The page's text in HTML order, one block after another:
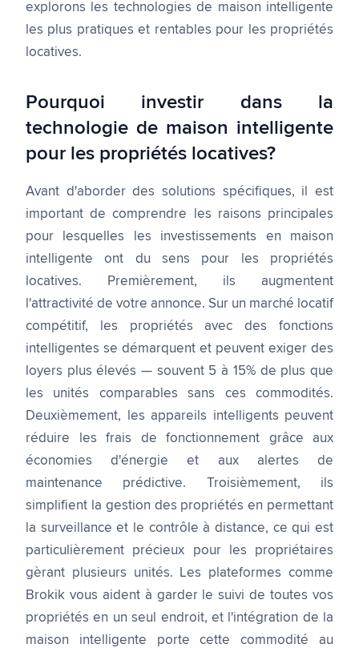
explorons les technologies de maison intelligente
les plus pratiques et rentables pour les propriétés
locatives.
Pourquoi investir dans la
technologie de maison intelligente
pour les propriétés locatives?
Avant d'aborder des solutions spécifiques, il est
important de comprendre les raisons principales
pour lesquelles les investissements en maison
intelligente ont du sens pour les propriétés
locatives. Premièrement, ils augmentent
l'attractivité de votre annonce. Sur un marché locatif
compétitif, les propriétés avec des fonctions
intelligentes se démarquent et peuvent exiger des
loyers plus élevés — souvent 5 à 15% de plus que
les unités comparables sans ces commodités.
Deuxièmement, les appareils intelligents peuvent
réduire les frais de fonctionnement grâce aux
économies d'énergie et aux alertes de
maintenance prédictive. Troisièmement, ils
simplifient la gestion des propriétés en permettant
la surveillance et le contrôle à distance, ce qui est
particulièrement précieux pour les propriétaires
gèrant plusieurs unités. Les plateformes comme
Brokik vous aident à garder le suivi de toutes vos
propriétés en un seul endroit, et l'intégration de la
maison intelligente porte cette commodité au